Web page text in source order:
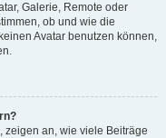
Galerie, Remote oder
ob und wie die
Avatar benutzen können,
zeigen an, wie viele Beiträge